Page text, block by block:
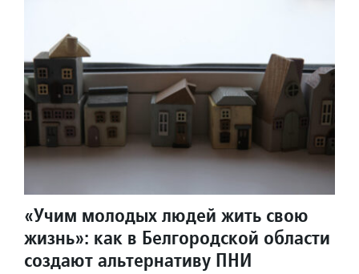
«Учим молодых людей жить свою
жизнь»: как в Белгородской области
создают альтернативу ПНИ